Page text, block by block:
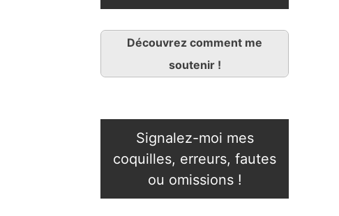
Découvrez comment me
soutenir !
Signalez-moi mes
coquilles, erreurs, fautes
ou omissions !